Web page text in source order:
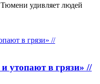
удивляет людей
утопают в грязи» //